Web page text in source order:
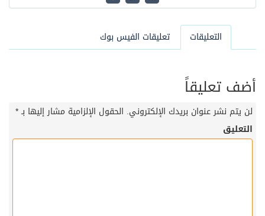
التعليقات تعليقات الفيس بوك
أضف تعليقاً
لن يتم نشر عنوان بريدك الإلكتروني. الحقول الإلزامية مشار إليها بـ*
التعليق